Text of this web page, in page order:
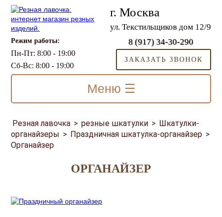
г. Москва
ул. Текстильщиков дом 12/9
Режим работы:
Пн-Пт: 8:00 - 19:00
Сб-Вс: 8:00 - 19:00
8 (917) 34-30-290
ЗАКАЗАТЬ ЗВОНОК
Меню ☰
Резная лавочка > резные шкатулки > Шкатулки-
органайзеры > Праздничная шкатулка-органайзер >
Органайзер
ОРГАНАЙЗЕР